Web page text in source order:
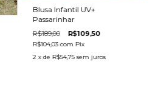
Blusa Infantil UV+
Passarinhar
R$189,00 R$109,50
R$104,03com Pix
2 x de R$54,75 sem juros